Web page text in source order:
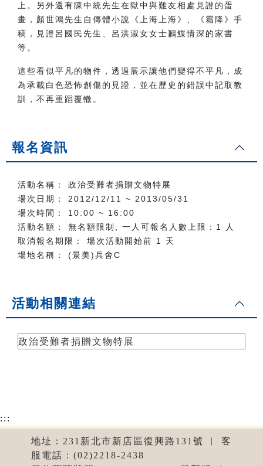
上。另外還有陳中統先生在獄中與難友相處見證的蛋
畫，顏世鴻先生自傳體小說《上海上海》、《霜降》手
稿，見證呂國民先生、呂洪淑女女士鶼鰈情深的家書
等。
這些看似平凡的物件，透過展示讓他們變得不平凡，成
為承載白色恐怖創傷的見證，並在歷史的錯誤中記取教
訓，不再重蹈覆轍。
報名資訊
活動名稱： 政治受難者捐贈文物特展
場次日期： 2012/12/11 ~ 2013/05/31
場次時間： 10:00 ~ 16:00
活動名額： 無名額限制, 一人可報名人數上限：1 人
取消報名期限： 場次活動開始前 1 天
場地名稱： (景美)兵舍C
活動相關連結
政治受難者捐贈文物特展
:::
地址：231新北市新店區復興路131號 ︱ 客
服電話：(02)2218-2438